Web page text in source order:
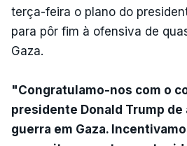
terça-feira o plano do
para pôr fim à ofensiva de
Gaza.
"Congratulamo-nos com o
presidente Donald Trump de
guerra em Gaza.